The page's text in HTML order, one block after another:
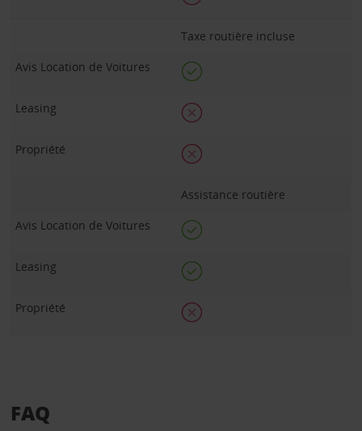
Taxe routière incluse
Assistance routière
FAQ